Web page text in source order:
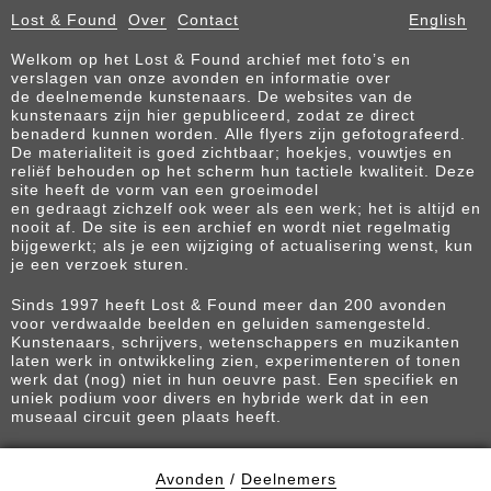
Lost & Found Over Contact English
Welkom op het Lost & Found archief met foto’s en
verslagen van onze avonden en informatie over
de deelnemende kunstenaars. De websites van de
kunstenaars zijn hier gepubliceerd, zodat ze direct
benaderd kunnen worden. Alle flyers zijn gefotografeerd.
De materialiteit is goed zichtbaar; hoekjes, vouwtjes en
reliëf behouden op het scherm hun tactiele kwaliteit. Deze
site heeft de vorm van een groeimodel
en gedraagt zichzelf ook weer als een werk; het is altijd en
nooit af. De site is een archief en wordt niet regelmatig
bijgewerkt; als je een wijziging of actualisering wenst, kun
je een verzoek sturen.
Sinds 1997 heeft Lost & Found meer dan 200 avonden
voor verdwaalde beelden en geluiden samengesteld.
Kunstenaars, schrijvers, wetenschappers en muzikanten
laten werk in ontwikkeling zien, experimenteren of tonen
werk dat (nog) niet in hun oeuvre past. Een specifiek en
uniek podium voor divers en hybride werk dat in een
museaal circuit geen plaats heeft.
Avonden / Deelnemers